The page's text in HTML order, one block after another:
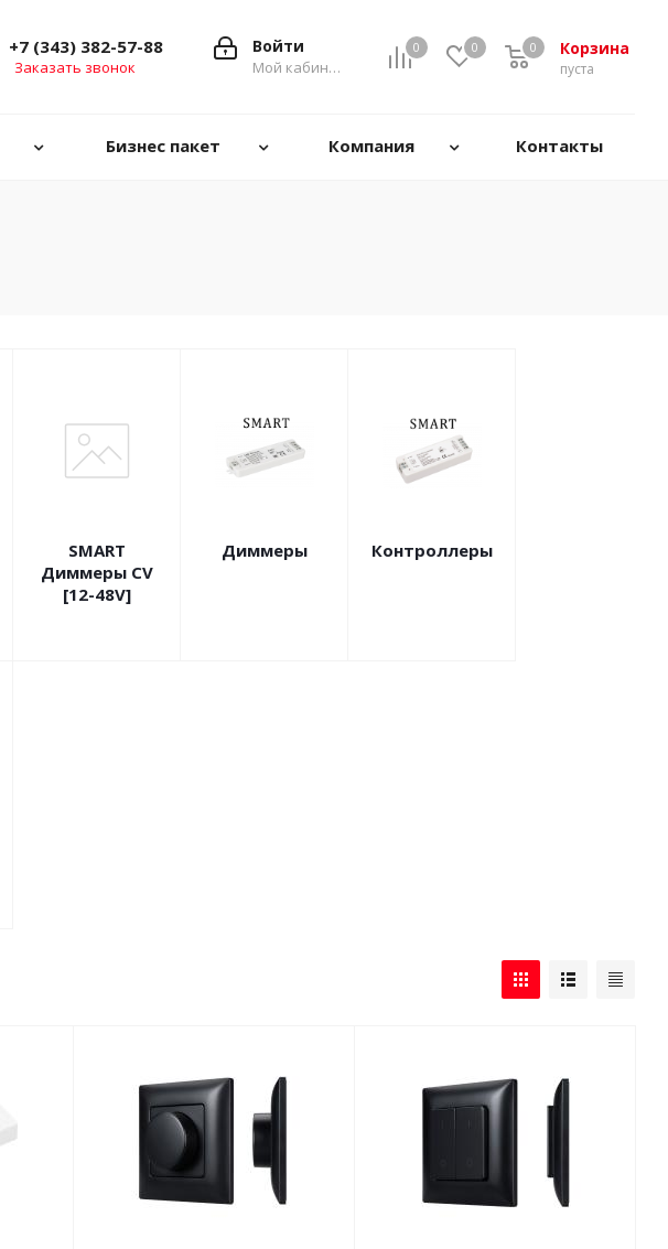
0 0 Корзина
0
пуста
0
Войти
Мой кабинет
+7 (343) 382-57-88
Заказать звонок
Бизнес пакет Компания Контакты
SMART
Диммеры CV
[12-48V]
Диммеры Контроллеры